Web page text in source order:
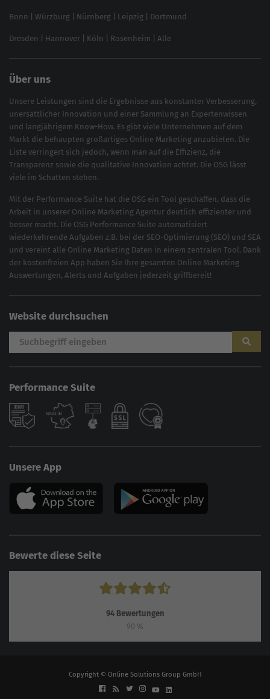
Brand Monitoring 2025
Bonn Würzburg Nürnberg Leipzig Dortmund
Dresden Hannover Köln Rosenheim Alle
Über uns
Unsere Leistungen sind die Ergebnisse aus konstanter Verbesserung,
unersättlicher Innovation und einer Sammlung an Expertenwissen
und langjährigem Know-How. Es gibt viele Unternehmen auf dem
Markt die behaupten großartiges Online Marketing anzubieten. Die
Liste verringert sich jedoch, wenn man auf die Effizienz, die
Transparenz sowie die qualitative Innovation achtet. Die OSG lässt
viele im Schatten stehen.
Mit der Performance Suite hat die OSG ein Tool geschaffen, dass die
Arbeit in unserer Online Marketing Agentur deutlich effizienter und
besser macht. Die OSG Performance Suite automatisiert
wiederkehrende Aufgaben z.B. bei der SEO-Optimierung (SEO) und SEA
und vereint alle Online Marketing Daten in einem zentralen Tool. Dank
der kostenfreien App haben Sie Ihre gesamten Online Marketing
Auswertungen, Alerts und Aufgaben jederzeit griffbereit!
Website durchsuchen
Performance Suite
Unsere App
Bewerte diese Seite
94Bewertungen
90 %
Copyright © Online Solutions Group GmbH